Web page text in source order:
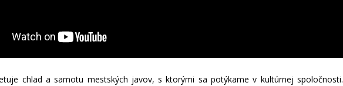
chlad a samotu mestských javov, s ktorými sa potýkame v kultúrnej spoločnosti.